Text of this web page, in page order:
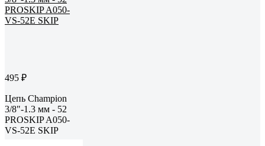
495 ₽
Цепь Champion
3/8"-1.3 мм - 52
PROSKIP A050-
VS-52E SKIP